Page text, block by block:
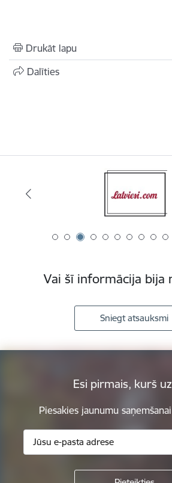
Drukāt lapu
Dalīties
Vai šī informācija bija
Sniegt atsauksmi
Esi pirmais, kurš
Piesakies jaunumu